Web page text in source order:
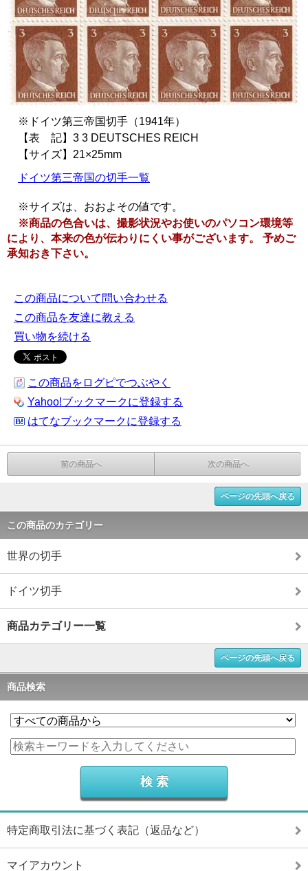
※ドイツ第三帝国切手（1941年）
【表 記】3 3 DEUTSCHES REICH
【サイズ】21×25mm
ドイツ第三帝国の切手一覧
※サイズは、おおよその値です。
※商品の色合いは、撮影状況やお使いのパソコン環境等
により、本来の色が伝わりにくい事がございます。 予めご
承知おき下さい。
この商品について問い合わせる
この商品を友達に教える
買い物を続ける
この商品をログピでつぶやく
Yahoo!ブックマークに登録する
はてなブックマークに登録する
前の商品へ 次の商品へ
ページの先頭へ戻る
この商品のカテゴリー
世界の切手
ドイツ切手
商品カテゴリー一覧
ページの先頭へ戻る
商品検索
特定商取引法に基づく表記（返品など）
マイアカウント